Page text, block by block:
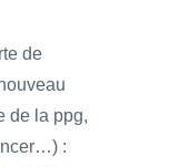
de
de la ppg,
: